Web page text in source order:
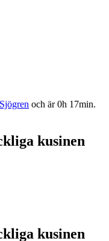
och är 0h 17min.
kusinen
kusinen